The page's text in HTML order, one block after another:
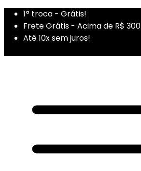
1ª troca - Grátis!
Frete Grátis - Acima de R$ 300
Até 10x sem juros!